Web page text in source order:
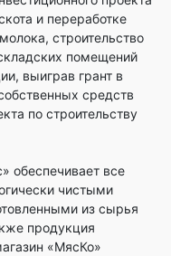
и переработке
строительство
помещений
выиграв грант в
средств
по строительству
обеспечивает все
чистыми
из сырья
продукция
«МясКо»